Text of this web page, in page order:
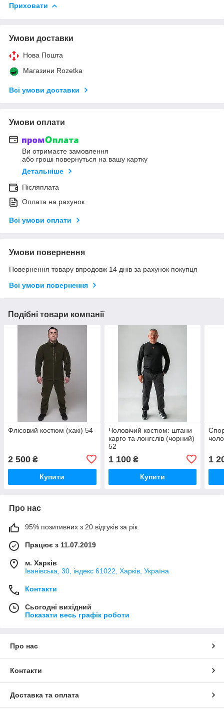
Приховати
Умови доставки
Нова Пошта
Магазини Rozetka
Всі умови доставки
Умови оплати
Ви отримаєте замовлення
або гроші повернуться на вашу картку
Детальніше
Післяплата
Оплата на рахунок
Всі умови оплати
Умови повернення
Повернення товару впродовж 14 днів за рахунок покупця
Всі умови повернення
Подібні товари компанії
Флісовий костюм (хакі) 54
2 500 ₴
Купити
Чоловічий костюм: штани
карго та лонгслів (чорний)
52
1 100₴
Купити
1
Про нас
95% позитивних з 20 відгуків за рік
Працює з 11.07.2019
м. Харків
Іванівська, 30, індекс 61022, Харків, Україна
Контакти
Сьогодні вихідний
Показати весь графік роботи
Про нас
Контакти
Доставка та оплата